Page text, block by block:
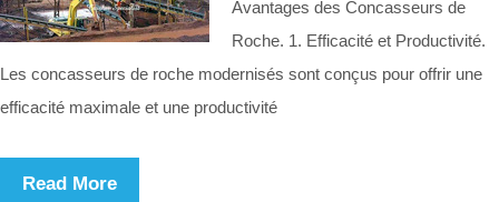
Avantages des Concasseurs de
Roche. 1. Efficacité et Productivité.
Les concasseurs de roche modernisés sont conçus pour offrir une
efficacité maximale et une productivité
Read More